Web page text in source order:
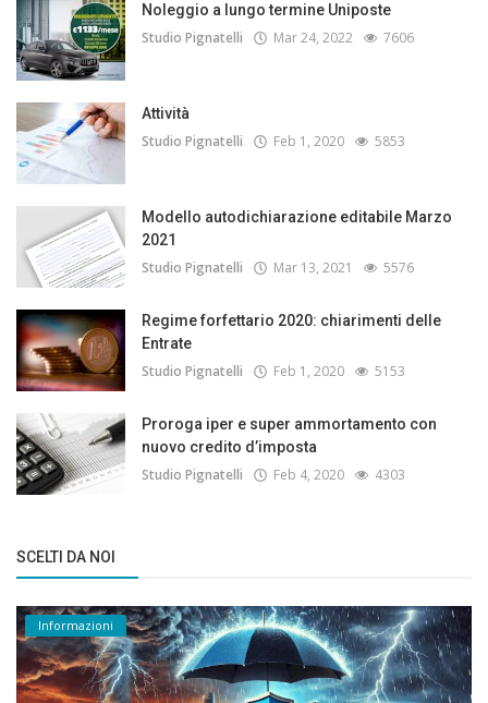
Noleggio a lungo termine Uniposte
Studio Pignatelli Mar 24, 2022 7606
Attività
Studio Pignatelli Feb 1, 2020 5853
Modello autodichiarazione editabile Marzo
2021
Studio Pignatelli Mar 13, 2021 5576
Regime forfettario 2020: chiarimenti delle
Entrate
Studio Pignatelli Feb 1, 2020 5153
Proroga iper e super ammortamento con
nuovo credito d’imposta
Studio Pignatelli Feb 4, 2020 4303
SCELTI DA NOI
Informazioni